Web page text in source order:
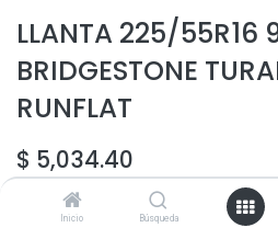
Inicio Búsqueda
LLANTA 225/55R16
BRIDGESTONE
RUNFLAT
$ 5,034.40